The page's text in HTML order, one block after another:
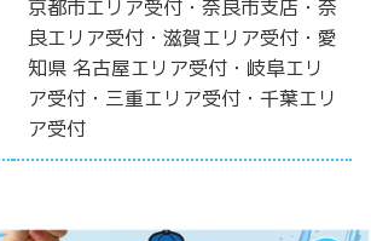
京都市エリア受付・奈良市支店・奈
良エリア受付・滋賀エリア受付・愛
知県 名古屋エリア受付・岐阜エリ
ア受付・三重エリア受付・千葉エリ
ア受付